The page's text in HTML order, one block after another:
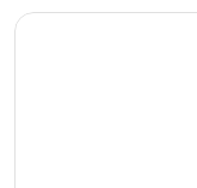
Hotel Relais Du Foyer